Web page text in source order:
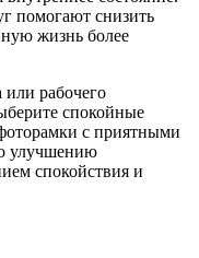
помогают снизить
жизнь более
рабочего
спокойные
с приятными
улучшению
спокойствия и